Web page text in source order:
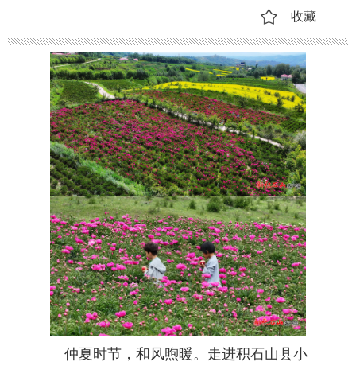
收藏
仲夏时节，和风煦暖。走进积石山县小